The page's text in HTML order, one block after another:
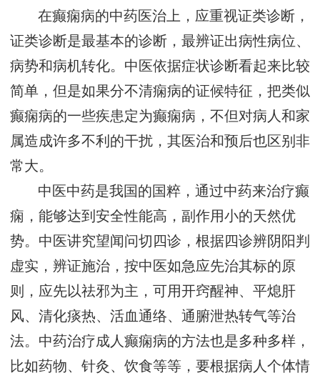
在癫痫病的中药医治上，应重视证类诊断，
证类诊断是最基本的诊断，最辨证出病性病位、
病势和病机转化。中医依据症状诊断看起来比较
简单，但是如果分不清痫病的证候特征，把类似
癫痫病的一些疾患定为癫痫病，不但对病人和家
属造成许多不利的干扰，其医治和预后也区别非
常大。
中医中药是我国的国粹，通过中药来治疗癫
痫，能够达到安全性能高，副作用小的天然优
势。中医讲究望闻问切四诊，根据四诊辨阴阳判
虚实，辨证施治，按中医如急应先治其标的原
则，应先以祛邪为主，可用开窍醒神、平熄肝
风、清化痰热、活血通络、通腑泄热转气等治
法。中药治疗成人癫痫病的方法也是多种多样，
比如药物、针灸、饮食等等，要根据病人个体情